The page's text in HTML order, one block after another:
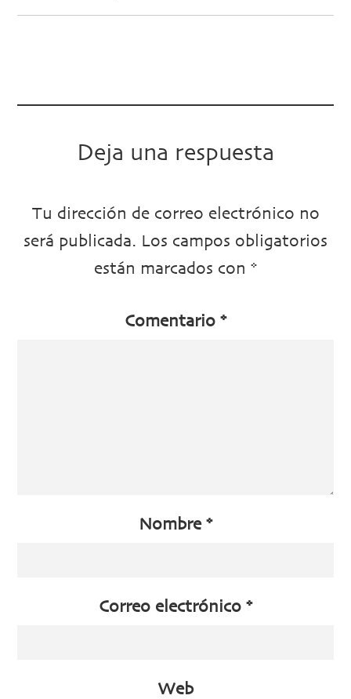
Deja una respuesta
Tu dirección de correo electrónico no
será publicada. Los campos obligatorios
están marcados con *
Comentario *
Nombre *
Correo electrónico *
Web